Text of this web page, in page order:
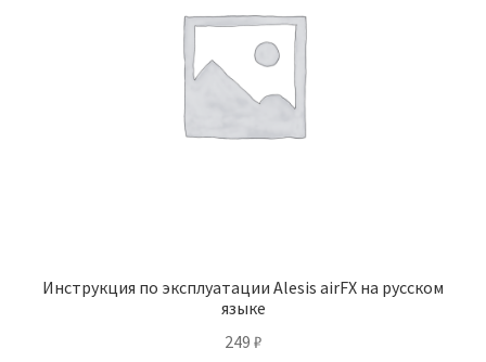
Инструкция по эксплуатации Alesis airFX на русском
языке
249 ₽